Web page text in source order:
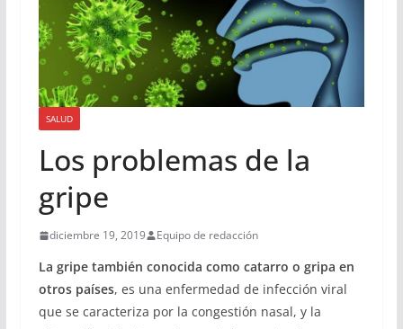
SALUD
Los problemas de la
gripe
diciembre 19, 2019 Equipo de redacción
La gripe también conocida como catarro o gripa en
otros países, es una enfermedad de infección viral
que se caracteriza por la congestión nasal, y la